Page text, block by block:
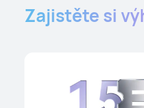
Zajistěte si